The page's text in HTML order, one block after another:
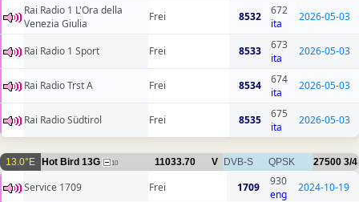
Rai Radio 1 L'Ora della
Venezia Giulia
Frei 8532
672
ita
2026-05-03
Rai Radio 1 Sport Frei 8533
673
ita
2026-05-03
Rai Radio Trst A Frei 8534
674
ita
2026-05-03
Rai Radio Südtirol Frei 8535
675
ita
2026-05-03
13.0°E Hot Bird 13G 10 11033.70 V DVB-S QPSK 27500 3/4
Service 1709 Frei 1709
930
eng
2024-10-19